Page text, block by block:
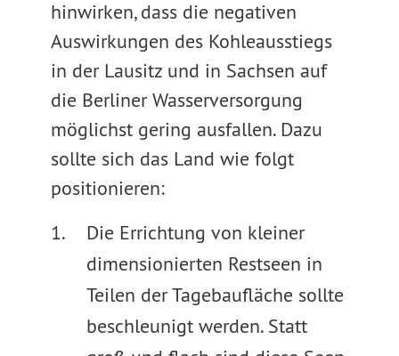
hinwirken, dass die negativen
Auswirkungen des Kohleausstiegs
in der Lausitz und in Sachsen auf
die Berliner Wasserversorgung
möglichst gering ausfallen. Dazu
sollte sich das Land wie folgt
positionieren:
Die Errichtung von kleiner
dimensionierten Restseen in
Teilen der Tagebaufläche sollte
beschleunigt werden. Statt